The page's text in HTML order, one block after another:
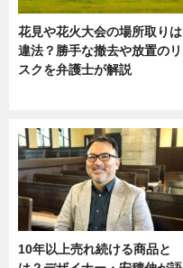
花見や花火大会の場所取りは
違法？勝手な撤去や放置のリ
スクを弁護士が解説
10年以上売れ続ける商品と